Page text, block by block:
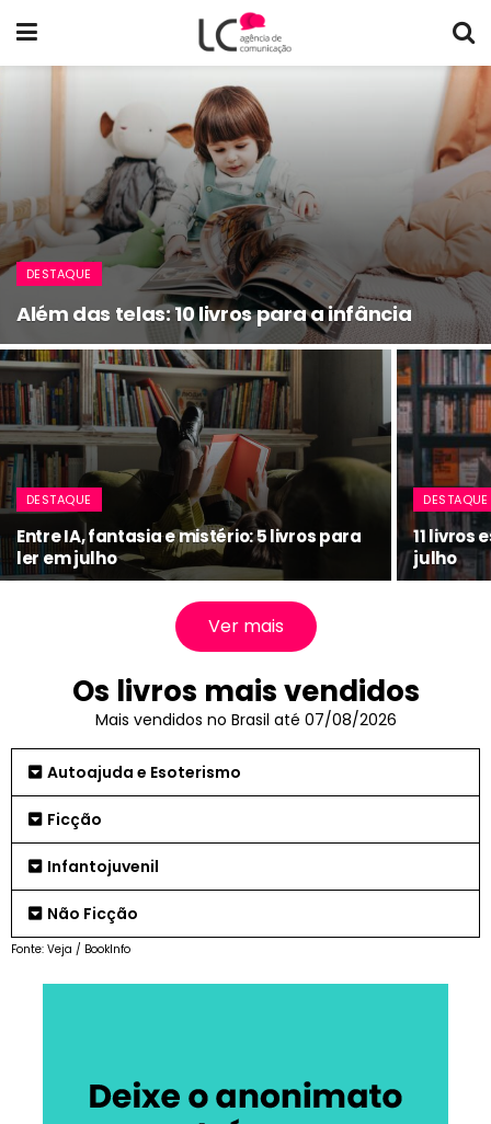
DESTAQUE
Além das telas: 10 livros para a infância
DESTAQUE
Entre IA, fantasia e mistério: 5 livros para
ler em julho
DESTAQUE
11 livros
julho
Ver mais
Os livros mais vendidos
Mais vendidos no Brasil até 07/08/2026
Autoajuda e Esoterismo
Ficção
Infantojuvenil
Não Ficção
Fonte: Veja / BookInfo